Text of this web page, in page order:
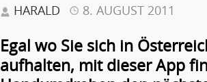
HARALD 8. AUGUST 2011
Egal wo Sie sich in
aufhalten, mit dieser App